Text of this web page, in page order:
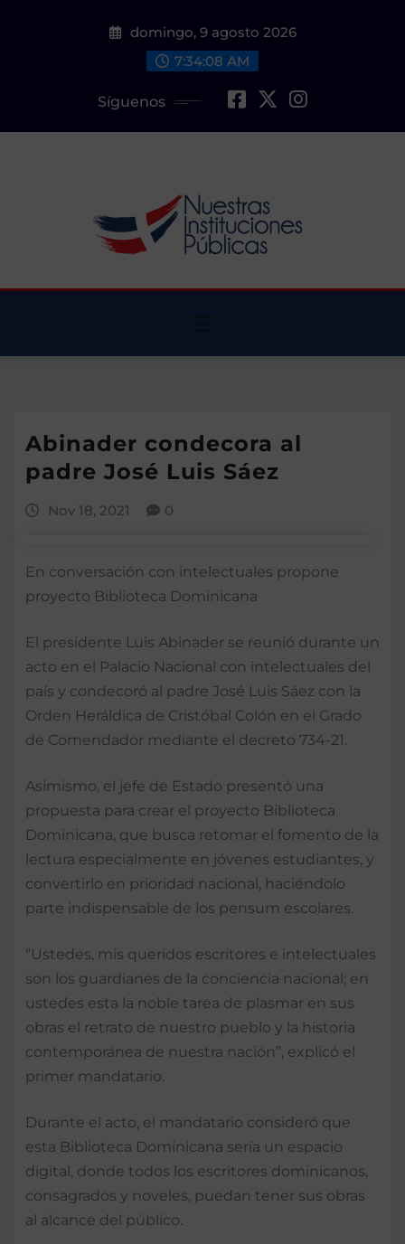
domingo, 9 agosto 2026
7:34:09 AM
Síguenos
Abinader condecora al
padre José Luis Sáez
Nov 18, 2021 0
En conversación con intelectuales propone
proyecto Biblioteca Dominicana
El presidente Luis Abinader se reunió durante un
acto en el Palacio Nacional con intelectuales del
país y condecoró al padre José Luis Sáez con la
Orden Heráldica de Cristóbal Colón en el Grado
de Comendador mediante el decreto 734-21.
Asimismo, el jefe de Estado presentó una
propuesta para crear el proyecto Biblioteca
Dominicana, que busca retomar el fomento de la
lectura especialmente en jóvenes estudiantes, y
convertirlo en prioridad nacional, haciéndolo
parte indispensable de los pensum escolares.
“Ustedes, mis queridos escritores e intelectuales
son los guardianes de la conciencia nacional; en
ustedes esta la noble tarea de plasmar en sus
obras el retrato de nuestro pueblo y la historia
contemporánea de nuestra nación”, explicó el
primer mandatario.
Durante el acto, el mandatario consideró que
esta Biblioteca Dominicana sería un espacio
digital, donde todos los escritores dominicanos,
consagrados y noveles, puedan tener sus obras
al alcance del público.